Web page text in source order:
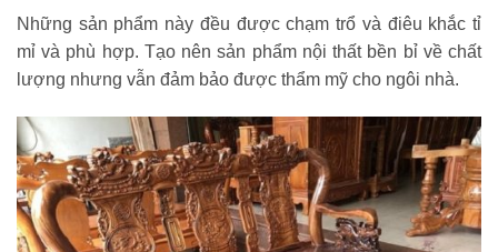
Những sản phẩm này đều được chạm trổ và điêu khắc tỉ
mỉ và phù hợp. Tạo nên sản phẩm nội thất bền bỉ về chất
lượng nhưng vẫn đảm bảo được thẩm mỹ cho ngôi nhà.